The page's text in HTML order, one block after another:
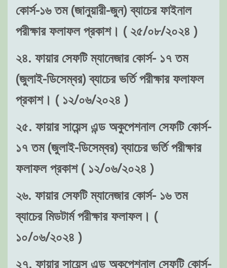
কোর্স-১৬ তম (জানুয়ারী-জুন) ব্যাচের ফাইনাল
পরীক্ষার ফলাফল প্রকাশ। ( ২৫/০৮/২০২৪ )
২৪. ফায়ার সেফটি ম্যানেজার কোর্স- ১৭ তম
(জুলাই-ডিসেম্বর) ব্যাচের ভর্তি পরীক্ষার ফলাফল
প্রকাশ। ( ১২/০৬/২০২৪ )
২৫. ফায়ার সায়েন্স এন্ড অকুপেশনাল সেফটি কোর্স-
১৭ তম (জুলাই-ডিসেম্বর) ব্যাচের ভর্তি পরীক্ষার
ফলাফল প্রকাশ ( ১২/০৬/২০২৪ )
২৬. ফায়ার সেফটি ম্যানেজার কোর্স- ১৬ তম
ব্যাচের মিডটার্ম পরীক্ষার ফলাফল। (
১০/০৬/২০২৪ )
২৭. ফায়ার সায়েন্স এন্ড অকুপেশনাল সেফটি কোর্স-